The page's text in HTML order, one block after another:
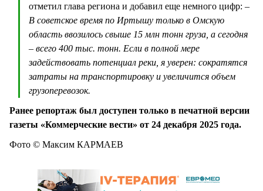
отметил глава региона и добавил еще немного цифр: –
В советское время по Иртышу только в Омскую
область ввозилось свыше 15 млн тонн груза, а сегодня
– всего 400 тыс. тонн. Если в полной мере
задействовать потенциал реки, я уверен: сократятся
затраты на транспортировку и увеличится объем
грузоперевозок.
Ранее репортаж был доступен только в печатной версии
газеты «Коммерческие вести» от 24 декабря 2025 года.
Фото © Максим КАРМАЕВ